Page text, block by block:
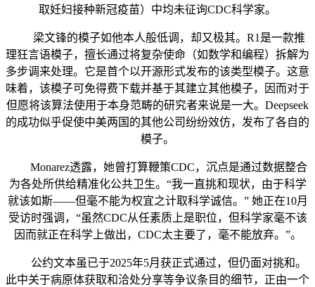
取妊妇接种新冠疫苗）中均未征询CDC科学家。
梁文锋的模子如他本人般低调，却又极其。R1是一款推
理狂言语模子，擅长通过将复杂使命（如数学和编程）拆解为
多步调来处理。它是首个以开源形式发布的该类型模子。这意
味着，该模子可免得费下载并基于其建立其他模子，因而对于
但愿将该算法使用于本身范畴的研究者来说是一大。Deepseek
的成功似乎促使中美两国的其他公司纷纷效仿，发布了各自的
模子。
Monarez透露，她曾打算鞭策CDC，沉点是通过数据整合
为各处所供给精准化公共卫生。“我一直挑和现状，由于科学
就该如斯——但毫不能为权宜之计取科学诚信。” 她正在10月
受访时强调，“虽然CDC从任素质上是职位，但科学家毫不该
因而就正在科学上做出，CDC太主要了，毫不能放弃。”。
公约文本虽已于2025年5月获正式通过，但仍面对挑和。
此中关于病原体获取和洽处分享等争议条目的细节，正由一个